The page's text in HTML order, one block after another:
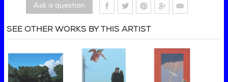
Ask a question
SEE OTHER WORKS BY THIS ARTIST